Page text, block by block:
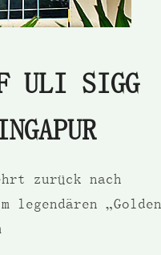
ULI SIGG
zurück nach
„Golden